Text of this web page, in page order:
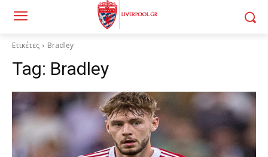
Ετικέτες Bradley
Tag: Bradley